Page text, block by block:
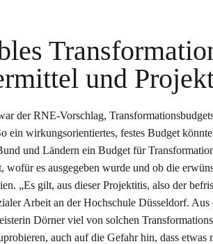
und
der RNE-Vorschlag,
ein wirkungsorientiertes, festes Budget
und Ländern ein Budget für
wofür es ausgegeben wurde und ob die
„Es gilt, aus dieser Projektitis, also der
Arbeit an der Hochschule Düsseldorf.
Dörner viel von solchen
auch auf die Gefahr hin, dass